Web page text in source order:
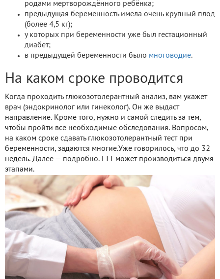
родами мертворождённого ребёнка;
предыдущая беременность имела очень крупный плод
(более 4,5 кг);
у которых при беременности уже был гестационный
диабет;
в предыдущей беременности было многоводие.
На каком сроке проводится
Когда проходить глюкозотолерантный анализ, вам укажет
врач (эндокринолог или гинеколог). Он же выдаст
направление. Кроме того, нужно и самой следить за тем,
чтобы пройти все необходимые обследования. Вопросом,
на каком сроке сдавать глюкозотолерантный тест при
беременности, задаются многие.Уже говорилось, что до 32
недель. Далее — подробно. ГТТ может производиться двумя
этапами.